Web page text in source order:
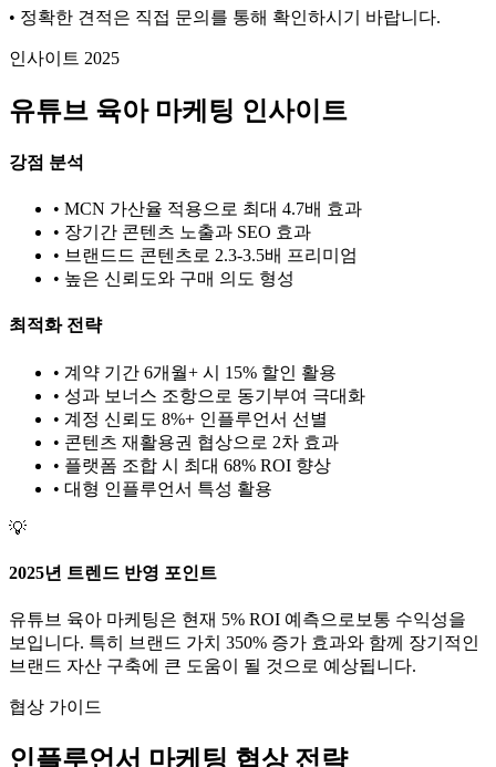
• 정확한 견적은 직접 문의를 통해 확인하시기 바랍니다.
인사이트 2025
유튜브 육아마케팅 인사이트
강점 분석
• MCN 가산율 적용으로 최대 4.7배 효과
• 장기간 콘텐츠 노출과 SEO 효과
• 브랜드드 콘텐츠로 2.3-3.5배 프리미엄
• 높은 신뢰도와 구매 의도 형성
최적화 전략
• 계약 기간 6개월+ 시 15% 할인 활용
• 성과 보너스 조항으로 동기부여 극대화
• 계정 신뢰도 8%+ 인플루언서 선별
• 콘텐츠 재활용권 협상으로 2차 효과
• 플랫폼 조합 시 최대 68% ROI 향상
• 대형 인플루언서 특성 활용
💡
2025년 트렌드 반영 포인트
유튜브 육아 마케팅은 현재 5% ROI 예측으로 보통 수익성을
보입니다. 특히 브랜드 가치 350% 증가 효과와 함께 장기적인
브랜드 자산 구축에 큰 도움이 될 것으로 예상됩니다.
협상 가이드
인플루언서 마케팅 협상 전략